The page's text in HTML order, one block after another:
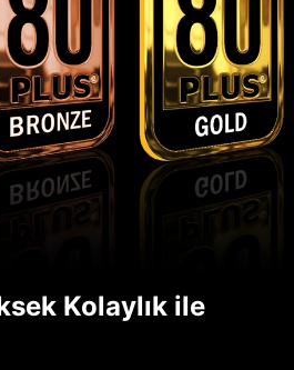
Kolaylık ile